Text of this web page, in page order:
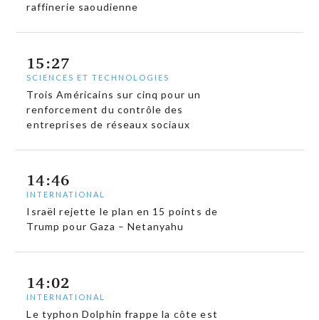
raffinerie saoudienne
15:27
SCIENCES ET TECHNOLOGIES
Trois Américains sur cinq pour un
renforcement du contrôle des
entreprises de réseaux sociaux
14:46
INTERNATIONAL
Israël rejette le plan en 15 points de
Trump pour Gaza – Netanyahu
14:02
INTERNATIONAL
Le typhon Dolphin frappe la côte est